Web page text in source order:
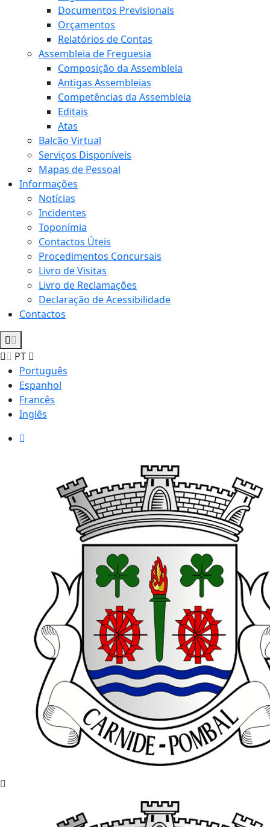
Documentos Previsionais
Orçamentos
Relatórios de Contas
Assembleia de Freguesia
Composição da Assembleia
Antigas Assembleias
Competências da Assembleia
Editais
Atas
Balcão Virtual
Serviços Disponíveis
Mapas de Pessoal
Informações
Notícias
Incidentes
Toponímia
Contactos Úteis
Procedimentos Concursais
Livro de Visitas
Livro de Reclamações
Declaração de Acessibilidade
Contactos
PT
Português
Espanhol
Francês
Inglês